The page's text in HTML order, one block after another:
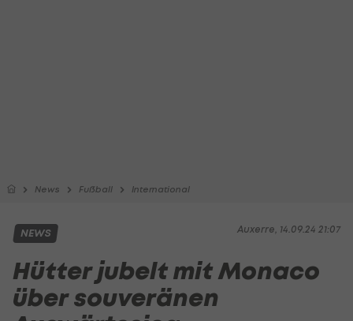
News Fußball International
Auxerre, 14.09.24 21:07
NEWS
Hütter jubelt mit Monaco
über souveränen